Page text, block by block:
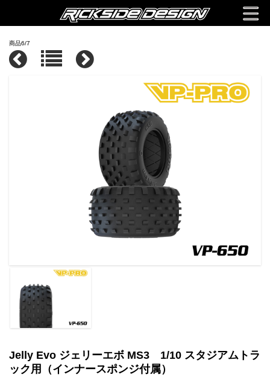
商品6/7
Jelly Evo ジェリーエボ MS3 1/10 スタジアムトラ
ック用（インナースポンジ付属）